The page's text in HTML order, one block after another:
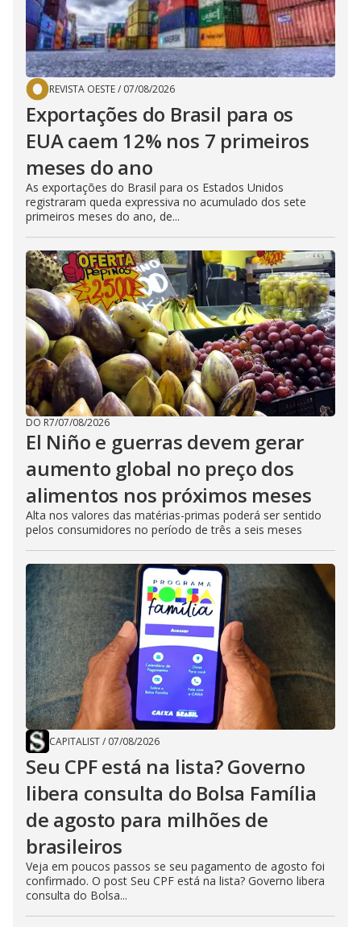
REVISTA OESTE/ 07/08/2026
Exportações do Brasil para os
EUA caem 12% nos 7 primeiros
meses do ano
As exportações do Brasil para os Estados Unidos
registraram queda expressiva no acumulado dos sete
primeiros meses do ano, de...
DO R7/07/08/2026
El Niño e guerras devem gerar
aumento global no preço dos
alimentos nos próximos meses
Alta nos valores das matérias-primas poderá ser sentido
pelos consumidores no período de três a seis meses
CAPITALIST/ 07/08/2026
Seu CPF está na lista? Governo
libera consulta do Bolsa Família
de agosto para milhões de
brasileiros
Veja em poucos passos se seu pagamento de agosto foi
confirmado. O post Seu CPF está na lista? Governo libera
consulta do Bolsa...